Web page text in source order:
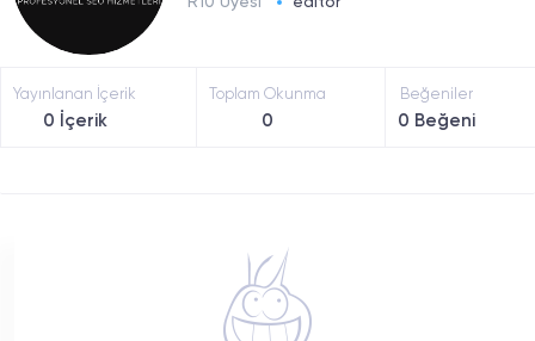
Yayınlanan İçerik
0 İçerik
Toplam Okunma
0
Beğeniler
0 Beğeni